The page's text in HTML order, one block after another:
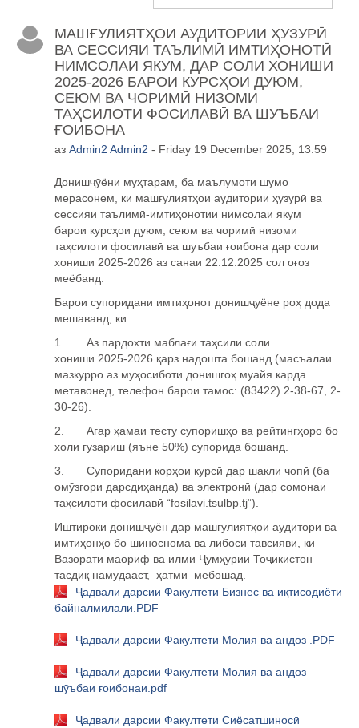
МАШҒУЛИЯТҲОИ АУДИТОРИИ ҲУЗУРӢ
ВА СЕССИЯИ ТАЪЛИМӢ ИМТИҲОНОТӢ
НИМСОЛАИ ЯКУМ, ДАР СОЛИ ХОНИШИ
2025-2026 БАРОИ КУРСҲОИ ДУЮМ,
СЕЮМ ВА ЧОРИМӢ НИЗОМИ
ТАҲСИЛОТИ ФОСИЛАВӢ ВА ШУЪБАИ
ҒОИБОНА
аз Admin2 Admin2 - Friday 19 December 2025, 13:59
Донишҷӯёни муҳтарам, ба маълумоти шумо
мерасонем, ки машғулиятҳои аудитории ҳузурӣ ва
сессияи таълимӣ-имтиҳонотии нимсолаи якум
барои курсҳои дуюм, сеюм ва чоримӣ низоми
таҳсилоти фосилавӣ ва шуъбаи ғоибона дар соли
хониши 2025-2026 аз санаи 22.12.2025 сол оғоз
меёбанд.
Барои супоридани имтиҳонот донишҷуёне роҳ дода
мешаванд, ки:
1. Аз пардохти маблағи таҳсили соли
хониши 2025-2026 қарз надошта бошанд (масъалаи
мазкурро аз муҳосиботи донишгоҳ муайя карда
метавонед, телефон барои тамос: (83422) 2-38-67, 2-
30-26).
2.
Агар ҳамаи тесту супоришҳо ва рейтингҳоро бо
холи гузариш (яъне 50%) супорида бошанд.
3.
Супоридани корҳои курсӣ дар шакли чопӣ (ба
омӯзгори дарсдиҳанда) ва электронӣ (дар сомонаи
таҳсилоти фосилавӣ “fosilavi tsulbp tj”).
Иштироки донишҷӯён дар машғулиятҳои аудиторӣ ва
имтиҳонҳо бо шиноснома ва либоси тавсиявӣ , ки
Вазорати маориф ва илми Ҷумҳурии Тоҷикистон
тасдиқ намудааст, ҳатмӣ мебошад.
Ҷадвали дарсии Факултети Бизнес ва иқтисодиёти
байналмилалӣ.PDF
Ҷадвали дарсии Факултети Молия ва андоз .PDF
Ҷадвали дарсии Факултети Молия ва андоз
шӯъбаи ғоибонаи.pdf
Ҷадвали дарсии Факултети Сиёсатшиносӣ